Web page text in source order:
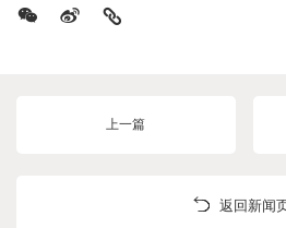
上一篇
返回新闻